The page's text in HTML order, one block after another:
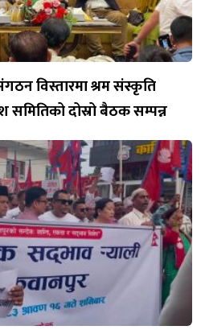
विस्तारमा श्रम संस्कृति
समितिको दोस्रो बैठक सम्पन्न